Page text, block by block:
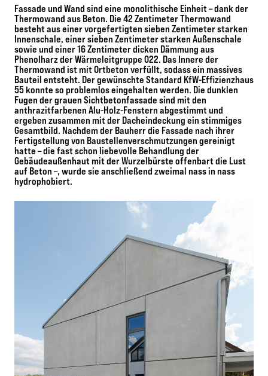
Fassade und Wand sind eine monolithische Einheit – dank der
Thermowand aus Beton. Die 42 Zentimeter Thermowand
besteht aus einer vorgefertigten sieben Zentimeter starken
Innenschale, einer sieben Zentimeter starken Außenschale
sowie und einer 16 Zentimeter dicken Dämmung aus
Phenolharz der Wärmeleitgruppe 022. Das Innere der
Thermowand ist mit Ortbeton verfüllt, sodass ein massives
Bauteil entsteht. Der gewünschte Standard KfW-Effizienzhaus
55 konnte so problemlos eingehalten werden. Die dunklen
Fugen der grauen Sichtbetonfassade sind mit den
anthrazitfarbenen Alu-Holz-Fenstern abgestimmt und
ergeben zusammen mit der Dacheindeckung ein stimmiges
Gesamtbild. Nachdem der Bauherr die Fassade nach ihrer
Fertigstellung von Baustellenverschmutzungen gereinigt
hatte – die fast schon liebevolle Behandlung der
Gebäudeaußenhaut mit der Wurzelbürste offenbart die Lust
auf Beton –, wurde sie anschließend zweimal nass in nass
hydrophobiert.